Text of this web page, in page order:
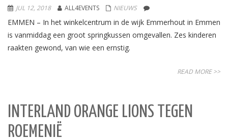
JUL 12, 2018 ALL4EVENTS NIEUWS
EMMEN – In het winkelcentrum in de wijk Emmerhout in Emmen
is vanmiddag een groot springkussen omgevallen. Zes kinderen
raakten gewond, van wie een ernstig.
READ MORE >>
INTERLAND ORANGE LIONS TEGEN
ROEMENIË